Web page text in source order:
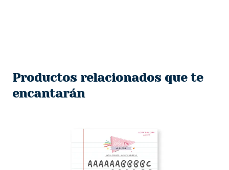
Productos relacionados que te
encantarán